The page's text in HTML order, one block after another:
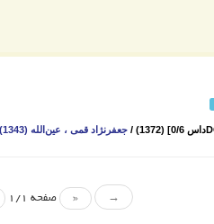
/ جعفرنژاد قمی ، عین‌الله (1343)
→
« صفحه 1/1